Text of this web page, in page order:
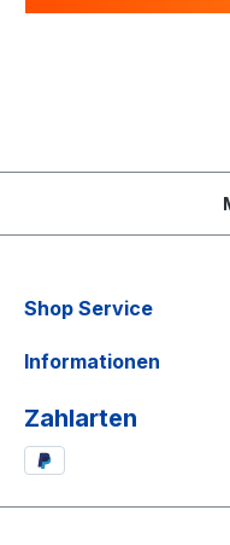
Shop Service
Informationen
Zahlarten